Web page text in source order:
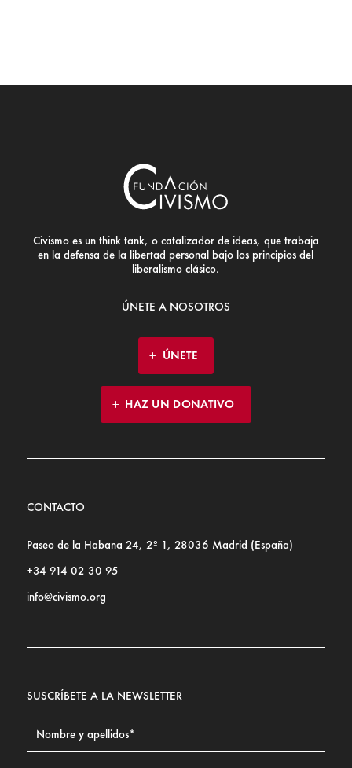
Civismo es un think tank, o catalizador de ideas, que trabaja
en la defensa de la libertad personal bajo los principios del
liberalismo clásico.
ÚNETE A NOSOTROS
ÚNETE
HAZ UN DONATIVO
CONTACTO
Paseo de la Habana 24, 2º 1, 28036 Madrid (España)
+34 914 02 30 95
info@civismo.org
SUSCRÍBETE A LA NEWSLETTER